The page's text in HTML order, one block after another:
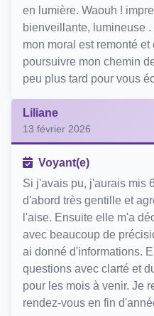
en lumière. Waouh !
bienveillante, lumineuse
mon moral est remonté
poursuivre mon chemin
peu plus tard pour vous
Liliane
13 février 2026
Voyant(e)
Si j'avais pu, j'aurais mis
d'abord très gentille et
l'aise. Ensuite elle m'a
avec beaucoup de
ai donné d'informations.
questions avec clarté et
pour les mois à venir. Je
rendez-vous en fin